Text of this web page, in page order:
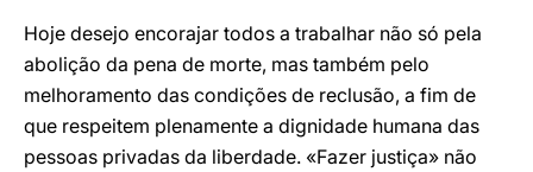
Hoje desejo encorajar todos a trabalhar não só pela
abolição da pena de morte, mas também pelo
melhoramento das condições de reclusão, a fim de
que respeitem plenamente a dignidade humana das
pessoas privadas da liberdade. «Fazer justiça» não